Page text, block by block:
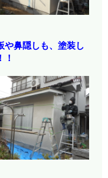
や鼻隠しも、塗装し
！